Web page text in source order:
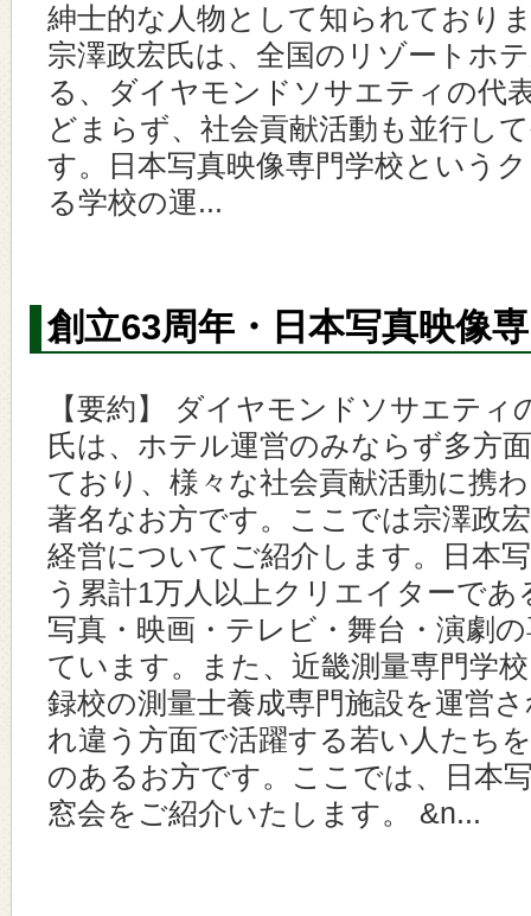
紳士的な人物として知られており
宗澤政宏氏は、全国のリゾートホ
る、ダイヤモンドソサエティの代
どまらず、社会貢献活動も並行し
す。日本写真映像専門学校という
る学校の運...
創立63周年・日本写真映像
【要約】 ダイヤモンドソサエティ
氏は、ホテル運営のみならず多方
ており、様々な社会貢献活動に携
著名なお方です。ここでは宗澤政
経営についてご紹介します。日本
う累計1万人以上クリエイターで
写真・映画・テレビ・舞台・演劇
ています。また、近畿測量専門学
録校の測量士養成専門施設を運営
れ違う方面で活躍する若い人たち
のあるお方です。ここでは、日本
窓会をご紹介いたします。 &n...